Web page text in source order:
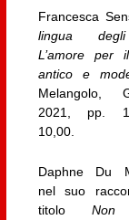
Francesca
lingua
L’amore per
antico e
Melangolo,
2021, pp.
10,00.
Daphne Du
nel suo
titoloNon